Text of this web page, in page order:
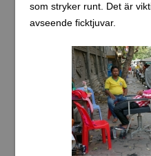
som stryker runt. Det är
avseende ficktjuvar.